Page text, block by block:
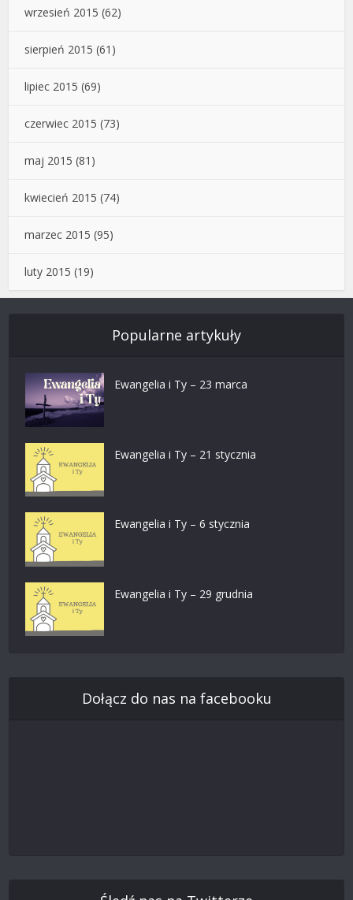
wrzesień 2015 (62)
sierpień 2015 (61)
lipiec 2015 (69)
czerwiec 2015 (73)
maj 2015 (81)
kwiecień 2015 (74)
marzec 2015 (95)
luty 2015 (19)
Popularne artykuły
Ewangelia i Ty – 23 marca
Ewangelia i Ty – 21 stycznia
Ewangelia i Ty – 6 stycznia
Ewangelia i Ty – 29 grudnia
Dołącz do nas na facebooku